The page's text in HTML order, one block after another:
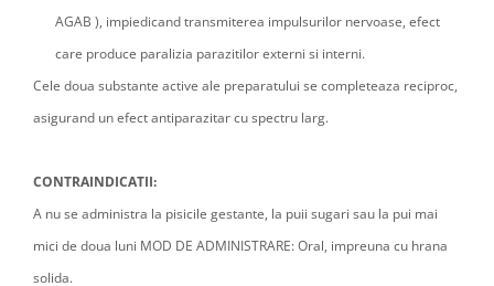
AGAB ), impiedicand transmiterea impulsurilor nervoase, efect
care produce paralizia parazitilor externi si interni.
Cele doua substante active ale preparatului se completeaza reciproc,
asigurand un efect antiparazitar cu spectru larg.
CONTRAINDICATII:
A nu se administra la pisicile gestante, la puii sugari sau la pui mai
mici de doua luni MOD DE ADMINISTRARE: Oral, impreuna cu hrana
solida.